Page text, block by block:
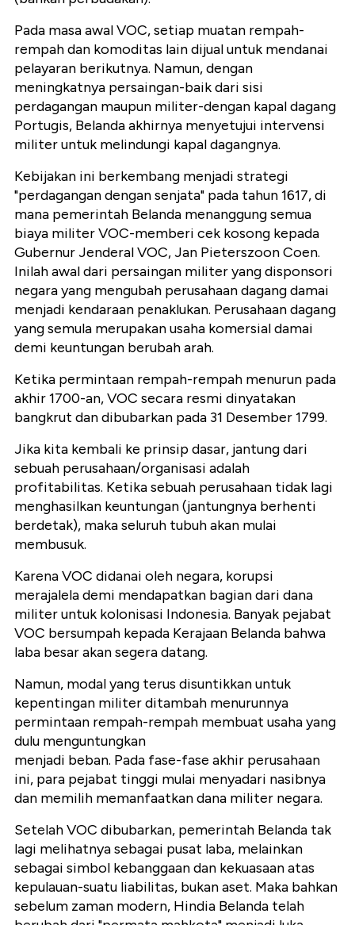
Pada masa awal VOC, setiap muatan rempah-
rempah dan komoditas lain dijual untuk mendanai
pelayaran berikutnya. Namun, dengan
meningkatnya persaingan-baik dari sisi
perdagangan maupun militer-dengan kapal dagang
Portugis, Belanda akhirnya menyetujui intervensi
militer untuk melindungi kapal dagangnya.
Kebijakan ini berkembang menjadi strategi
"perdagangan dengan senjata" pada tahun 1617, di
mana pemerintah Belanda menanggung semua
biaya militer VOC-memberi cek kosong kepada
Gubernur Jenderal VOC, Jan Pieterszoon Coen.
Inilah awal dari persaingan militer yang disponsori
negara yang mengubah perusahaan dagang damai
menjadi kendaraan penaklukan. Perusahaan dagang
yang semula merupakan usaha komersial damai
demi keuntungan berubah arah.
Ketika permintaan rempah-rempah menurun pada
akhir 1700-an, VOC secara resmi dinyatakan
bangkrut dan dibubarkan pada 31 Desember 1799.
Jika kita kembali ke prinsip dasar, jantung dari
sebuah perusahaan/organisasi adalah
profitabilitas. Ketika sebuah perusahaan tidak lagi
menghasilkan keuntungan (jantungnya berhenti
berdetak), maka seluruh tubuh akan mulai
membusuk.
Karena VOC didanai oleh negara, korupsi
merajalela demi mendapatkan bagian dari dana
militer untuk kolonisasi Indonesia. Banyak pejabat
VOC bersumpah kepada Kerajaan Belanda bahwa
laba besar akan segera datang.
Namun, modal yang terus disuntikkan untuk
kepentingan militer ditambah menurunnya
permintaan rempah-rempah membuat usaha yang
dulu menguntungkan
menjadi beban. Pada fase-fase akhir perusahaan
ini, para pejabat tinggi mulai menyadari nasibnya
dan memilih memanfaatkan dana militer negara.
Setelah VOC dibubarkan, pemerintah Belanda tak
lagi melihatnya sebagai pusat laba, melainkan
sebagai simbol kebanggaan dan kekuasaan atas
kepulauan-suatu liabilitas, bukan aset. Maka bahkan
sebelum zaman modern, Hindia Belanda telah